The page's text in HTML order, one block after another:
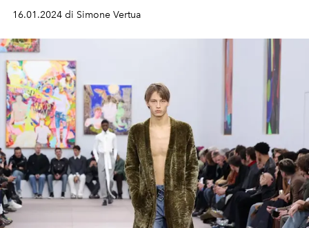
della settimana della moda uomo.
16.01.2024 di Simone Vertua